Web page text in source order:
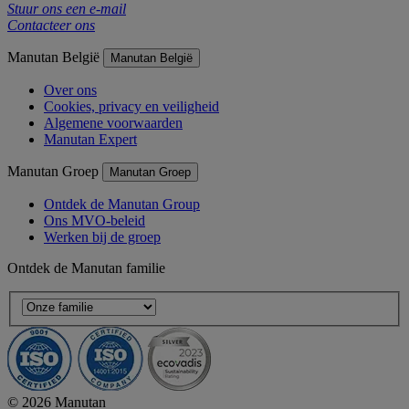
Stuur ons een e-mail
Contacteer ons
Manutan België Manutan België
Over ons
Cookies, privacy en veiligheid
Algemene voorwaarden
Manutan Expert
Manutan Groep Manutan Groep
Ontdek de Manutan Group
Ons MVO-beleid
Werken bij de groep
Ontdek de Manutan familie
© 2026 Manutan